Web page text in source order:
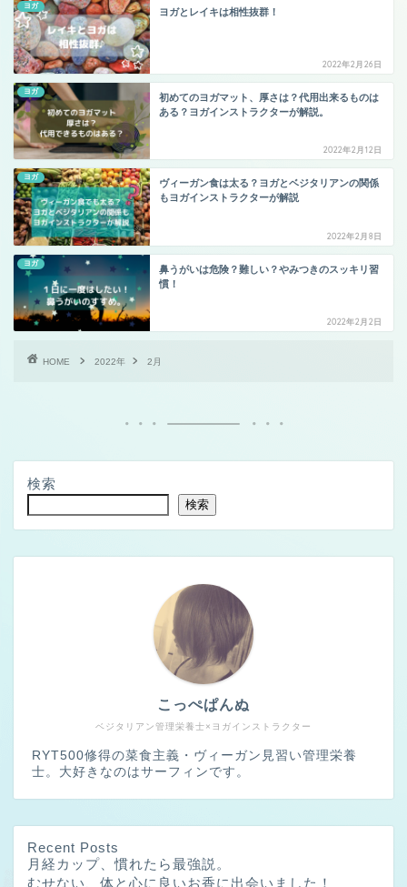
ヨガ
ヨガとレイキは相性抜群！
2022年2月26日
ヨガ
初めてのヨガマット、厚さは？代用出来るものは
ある？ヨガインストラクターが解説。
2022年2月12日
ヨガ
ヴィーガン食は太る？ヨガとベジタリアンの関係
もヨガインストラクターが解説
2022年2月8日
ヨガ
鼻うがいは危険？難しい？やみつきのスッキリ習
慣！
2022年2月2日
HOME 2022年 2月
検索
検索
ベジタリアン管理栄養士×ヨガインストラクター
こっぺぱんぬ
RYT500修得の菜食主義・ヴィーガン見習い管理栄養
士。大好きなのはサーフィンです。
Recent Posts
月経カップ、慣れたら最強説。
むせない、体と心に良いお香に出会いました！